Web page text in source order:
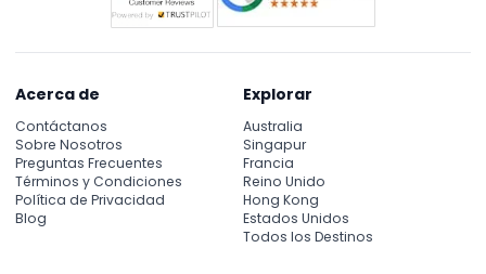
Acerca de
Contáctanos
Sobre Nosotros
Preguntas Frecuentes
Términos y Condiciones
Política de Privacidad
Blog
Explorar
Australia
Singapur
Francia
Reino Unido
Hong Kong
Estados Unidos
Todos los Destinos